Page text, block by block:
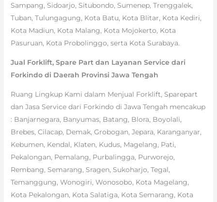
Sampang, Sidoarjo, Situbondo, Sumenep, Trenggalek,
Tuban, Tulungagung, Kota Batu, Kota Blitar, Kota Kediri,
Kota Madiun, Kota Malang, Kota Mojokerto, Kota
Pasuruan, Kota Probolinggo, serta Kota Surabaya.
Jual Forklift, Spare Part dan Layanan Service dari
Forkindo di Daerah Provinsi Jawa Tengah
Ruang Lingkup Kami dalam Menjual Forklift, Sparepart
dan Jasa Service dari Forkindo di Jawa Tengah mencakup
: Banjarnegara, Banyumas, Batang, Blora, Boyolali,
Brebes, Cilacap, Demak, Grobogan, Jepara, Karanganyar,
Kebumen, Kendal, Klaten, Kudus, Magelang, Pati,
Pekalongan, Pemalang, Purbalingga, Purworejo,
Rembang, Semarang, Sragen, Sukoharjo, Tegal,
Temanggung, Wonogiri, Wonosobo, Kota Magelang,
Kota Pekalongan, Kota Salatiga, Kota Semarang, Kota